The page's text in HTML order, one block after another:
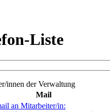
Liste
innen der Verwaltung
Mail